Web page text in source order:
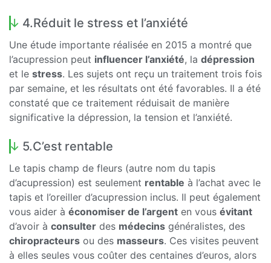
4.Réduit le stress et l’anxiété
Une étude importante réalisée en 2015 a montré que
l’acupression peut influencer l’anxiété, la dépression
et le stress. Les sujets ont reçu un traitement trois fois
par semaine, et les résultats ont été favorables. Il a été
constaté que ce traitement réduisait de manière
significative la dépression, la tension et l’anxiété.
5.C’est rentable
Le tapis champ de fleurs (autre nom du tapis
d’acupression) est seulement rentable à l’achat avec le
tapis et l’oreiller d’acupression inclus. Il peut également
vous aider à économiser de l’argent en vous évitant
d’avoir à consulter des médecins généralistes, des
chiropracteurs ou des masseurs. Ces visites peuvent
à elles seules vous coûter des centaines d’euros, alors